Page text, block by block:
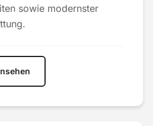
sowie modernster